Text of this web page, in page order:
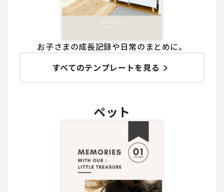
お子さまの成長記録や日常のまとめに。
すべてのテンプレートを見る
ペット